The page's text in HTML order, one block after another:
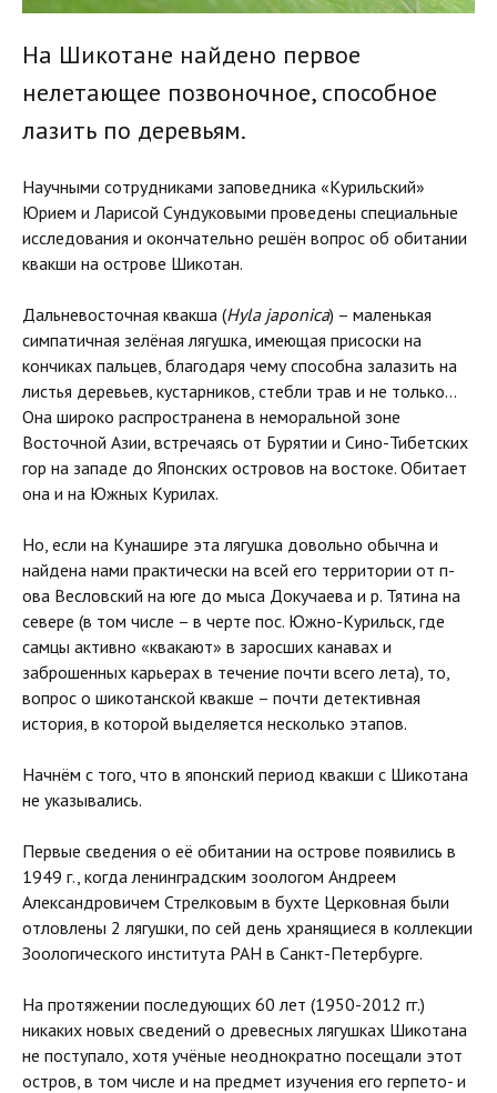
На Шикотане найдено первое
нелетающее позвоночное, способное
лазить по деревьям.
Научными сотрудниками заповедника «Курильский»
Юрием и Ларисой Сундуковыми проведены специальные
исследования и окончательно решён вопрос об обитании
квакши на острове Шикотан.
Дальневосточная квакша (Hyla japonica) – маленькая
симпатичная зелёная лягушка, имеющая присоски на
кончиках пальцев, благодаря чему способна залазить на
листья деревьев, кустарников, стебли трав и не только…
Она широко распространена в неморальной зоне
Восточной Азии, встречаясь от Бурятии и Сино-Тибетских
гор на западе до Японских островов на востоке. Обитает
она и на Южных Курилах.
Но, если на Кунашире эта лягушка довольно обычна и
найдена нами практически на всей его территории от п-
ова Весловский на юге до мыса Докучаева и р. Тятина на
севере (в том числе – в черте пос. Южно-Курильск, где
самцы активно «квакают» в заросших канавах и
заброшенных карьерах в течение почти всего лета), то,
вопрос о шикотанской квакше – почти детективная
история, в которой выделяется несколько этапов.
Начнём с того, что в японский период квакши с Шикотана
не указывались.
Первые сведения о её обитании на острове появились в
1949 г., когда ленинградским зоологом Андреем
Александровичем Стрелковым в бухте Церковная были
отловлены 2 лягушки, по сей день хранящиеся в коллекции
Зоологического института РАН в Санкт-Петербурге.
На протяжении последующих 60 лет (1950-2012 гг.)
никаких новых сведений о древесных лягушках Шикотана
не поступало, хотя учёные неоднократно посещали этот
остров, в том числе и на предмет изучения его герпето- и